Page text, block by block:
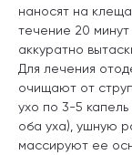
наносят на
течение 20
аккуратно
Для лечения
очищают от
ухо по 3-5 капель
оба уха), ушную
массируют ее